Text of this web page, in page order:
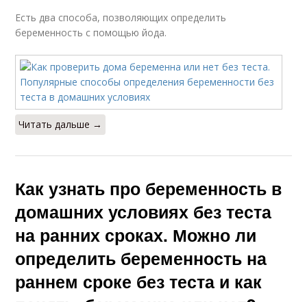
Есть два способа, позволяющих определить
беременность с помощью йода.
Читать дальше →
Как узнать про беременность в
домашних условиях без теста
на ранних сроках. Можно ли
определить беременность на
раннем сроке без теста и как